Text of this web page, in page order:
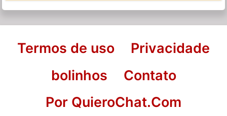
Termos de uso
Privacidade
bolinhos
Contato
Por QuieroChat.Com